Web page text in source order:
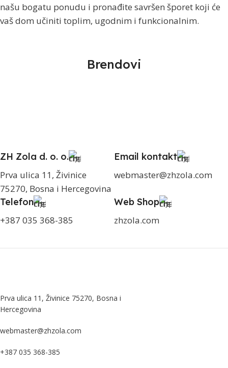
našu bogatu ponudu i pronađite savršen šporet koji će
vaš dom učiniti toplim, ugodnim i funkcionalnim.
Brendovi
ZH Zola d. o. o.
Prva ulica 11, Živinice
75270, Bosna i Hercegovina
Email kontakt
webmaster@zhzola.com
Telefon
+387 035 368-385
Web Shop
zhzola.com
Prva ulica 11, Živinice 75270, Bosna i
Hercegovina
webmaster@zhzola.com
+387 035 368-385